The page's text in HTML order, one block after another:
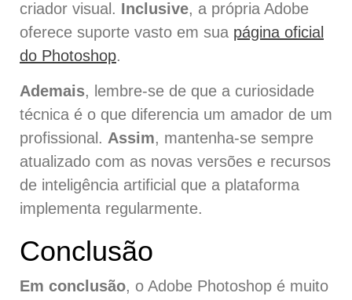
criador visual. Inclusive, a própria Adobe
oferece suporte vasto em sua página oficial
do Photoshop.
Ademais, lembre-se de que a curiosidade
técnica é o que diferencia um amador de um
profissional. Assim, mantenha-se sempre
atualizado com as novas versões e recursos
de inteligência artificial que a plataforma
implementa regularmente.
Conclusão
Em conclusão, o Adobe Photoshop é muito